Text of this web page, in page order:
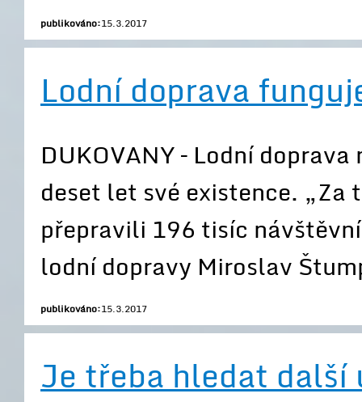
publikováno:15.3.2017
Lodní doprava
DUKOVANY – Lodní
deset let své existence.
přepravili 196 tisíc
lodní dopravy Miroslav
publikováno:15.3.2017
Je třeba hledat další